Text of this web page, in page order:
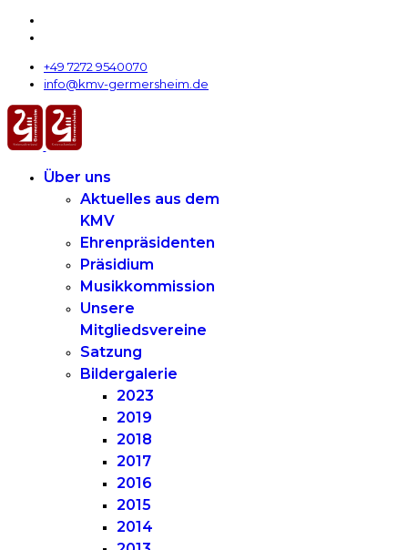
+49 7272 9540070
info@kmv-germersheim.de
Über uns
Aktuelles aus dem
KMV
Ehrenpräsidenten
Präsidium
Musikkommission
Unsere
Mitgliedsvereine
Satzung
Bildergalerie
2023
2019
2018
2017
2016
2015
2014